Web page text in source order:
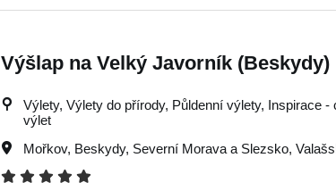
Výšlap na Velký Javorník (Beskydy)
Výlety, Výlety do přírody, Půldenní výlety, Inspirace -
výlet
Mořkov, Beskydy, Severní Morava a Slezsko,